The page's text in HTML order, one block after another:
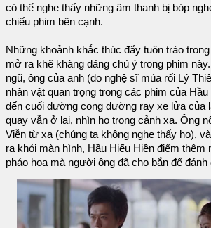
có thể nghe thấy những âm thanh bị bóp
chiếu phim bên cạnh.
Những khoảnh khắc thúc đẩy tuôn trào
mở ra khẽ khàng đáng chú ý trong phim
ngũ, ông của anh (do nghệ sĩ múa rối Lý
nhân vật quan trọng trong các phim của
đến cuối đường cong đường ray xe lửa
quay vẫn ở lại, nhìn họ trong cảnh xa. Ông
Viễn từ xa (chúng ta không nghe thấy họ),
ra khỏi màn hình, Hầu Hiếu Hiền điểm thêm
pháo hoa mà người ông đã cho bắn để đánh